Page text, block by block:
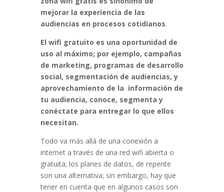
mejorar la experiencia de las
audiencias en procesos cotidianos.
El wifi gratuito es una oportunidad de
uso al máximo; por ejemplo, campañas
de marketing, programas de desarrollo
social, segmentación de audiencias, y
aprovechamiento de la información de
tu audiencia, conoce, segmenta y
conéctate para entregar lo que ellos
necesitan.
Todo va más allá de una conexión a
internet a través de una red wifi abierta o
gratuita; los planes de datos, de repente
son una alternativa; sin embargo, hay que
tener en cuenta que en algunos casos son